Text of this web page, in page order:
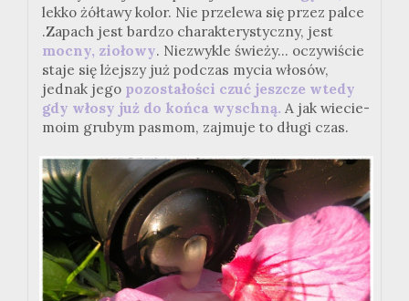
lekko żółtawy kolor. Nie przelewa się przez palce
.Zapach jest bardzo charakterystyczny, jest
mocny, ziołowy. Niezwykle świeży... oczywiście
staje się lżejszy już podczas mycia włosów,
jednak jego pozostałości czuć jeszcze wtedy
gdy włosy już do końca wyschną. A jak wiecie-
moim grubym pasmom, zajmuje to długi czas.